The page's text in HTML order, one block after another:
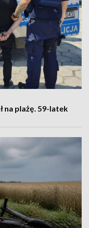
na plażę. 59-latek